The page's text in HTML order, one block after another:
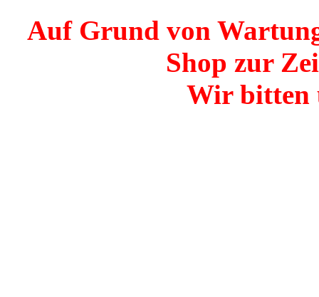
Auf Grund von
Shop zur
Wir bitten